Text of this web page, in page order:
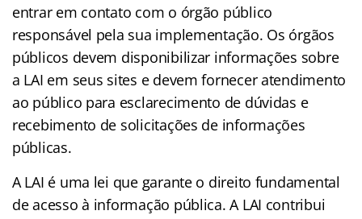
entrar em contato com o órgão público
responsável pela sua implementação. Os órgãos
públicos devem disponibilizar informações sobre
a LAI em seus sites e devem fornecer atendimento
ao público para esclarecimento de dúvidas e
recebimento de solicitações de informações
públicas.
A LAI é uma lei que garante o direito fundamental
de acesso à informação pública. A LAI contribui